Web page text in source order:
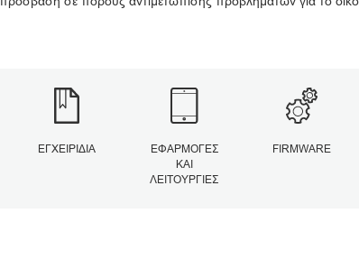
ΕΓΧΕΙΡΊΔΙΑ
ΕΦΑΡΜΟΓΈΣ
ΚΑΙ
ΛΕΙΤΟΥΡΓΊΕΣ
FIRMWARE